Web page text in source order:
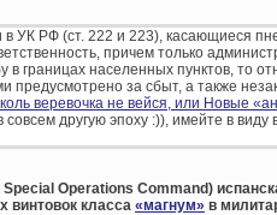
в УК РФ (ст. 222 и 223), касающиеся
причем только
границах населенных пунктов, то
за сбыт, а также
веревочка не вейся, или Новые
другую эпоху :)), имейте в виду
Operations Command)
винтовок класса «магнум» в